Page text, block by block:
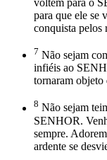
voltem para o
para que ele se
conquista pelos
7 Não sejam
infiéis ao
tornaram objeto
8 Não sejam
SENHOR.
sempre.
ardente se